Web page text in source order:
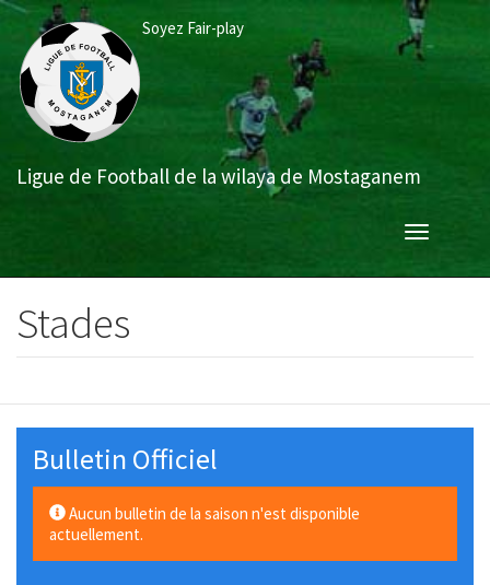
Aller
contenu
principal
Ligue de Football de la wilaya de Mostaganem
Soyez Fair-play
Toggle
Stades
Bulletin Officiel
Aucun bulletin de la saison n'est disponible
actuellement.